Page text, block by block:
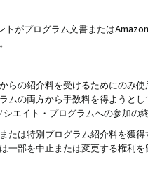
がプログラム文書または
らの紹介料を受けるためにのみ
ムの両方から手数料を得ようと
エイト・プログラムへの参加の
たは特別プログラム紹介料を獲
一部を中止または変更する権利